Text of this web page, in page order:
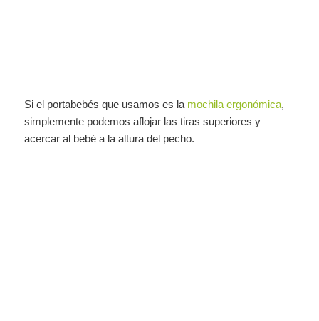
Si el portabebés que usamos es la mochila ergonómica,
simplemente podemos aflojar las tiras superiores y
acercar al bebé a la altura del pecho.